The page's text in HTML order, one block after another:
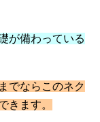
が備わっている
でならこのネク
きます。